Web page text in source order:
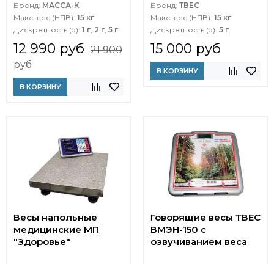
Бренд: МАССА-К
Макс. вес (НПВ): 15 кг
Дискретность (d): 1 г, 2 г, 5 г
12 990 руб 21 900
руб
В КОРЗИНУ
Бренд: ТВЕС
Макс. вес (НПВ): 15 кг
Дискретность (d): 5 г
15 000 руб
В КОРЗИНУ
Весы напольные
медицинские МП
"Здоровье"
Говорящие весы ТВЕС
ВМЭН-150 с
озвучиванием веса